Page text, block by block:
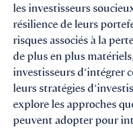
les investisseurs
résilience de leurs
risques associés à la
de plus en plus
investisseurs d’intégrer
leurs stratégies
explore les approches
peuvent adopter pour